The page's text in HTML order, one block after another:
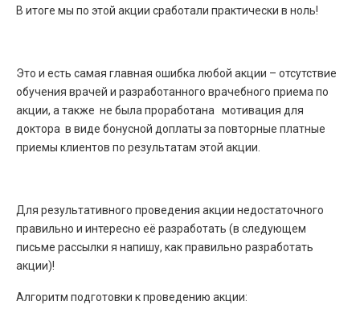
В итоге мы по этой акции сработали практически в ноль!
Это и есть самая главная ошибка любой акции – отсутствие
обучения врачей и разработанного врачебного приема по
акции, а также не была проработана мотивация для
доктора в виде бонусной доплаты за повторные платные
приемы клиентов по результатам этой акции.
Для результативного проведения акции недостаточного
правильно и интересно её разработать (в следующем
письме рассылки я напишу, как правильно разработать
акции)!
Алгоритм подготовки к проведению акции: